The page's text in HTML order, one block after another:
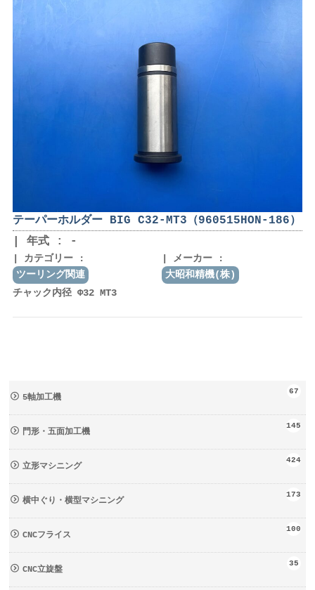
テーパーホルダー BIG C32-MT3（960515HON-186）
年式 : -
カテゴリー :
ツーリング関連
メーカー :
大昭和精機(株)
チャック内径 Φ32 MT3
5軸加工機
67
門形・五面加工機
145
立形マシニング
424
横中ぐり・横型マシニング
173
CNCフライス
100
CNC立旋盤
35